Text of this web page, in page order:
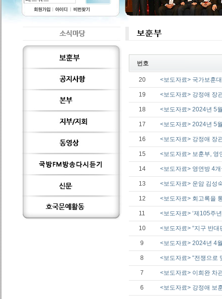
번호
20 <보도자료> 국가보훈
19 <보도자료> 강정애 장
18 <보도자료> 2024년 5
17 <보도자료> 2024년 5
16 <보도자료> 강정애 장
15 <보도자료> 보훈부,
14 <보도자료> 영연방 4
13 <보도자료> 운암 김성
12 <보도자료> 회고록을
11 <보도자료> ‘제105주
10 <보도자료> “지구 반
9 <보도자료> 2024년 4
8 <보도자료> “전쟁으로
7 <보도자료> 이희완 차
6 <보도자료> 강정애 보